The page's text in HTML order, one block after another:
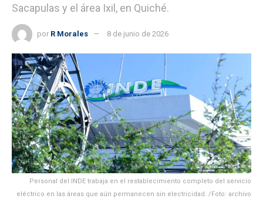
Sacapulas y el área Ixil, en Quiché.
por R Morales 8 de junio de 2026
Personal del INDE trabaja en el restablecimiento completo del servicio
eléctrico en las áreas que aún permanecen sin electricidad. /Foto: archivo